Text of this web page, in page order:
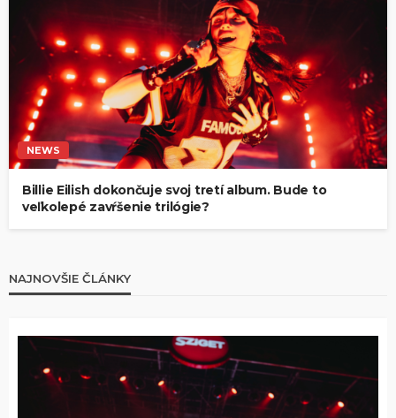
NEWS
Billie Eilish dokončuje svoj tretí album. Bude to
veľkolepé zavŕšenie trilógie?
NAJNOVŠIE ČLÁNKY